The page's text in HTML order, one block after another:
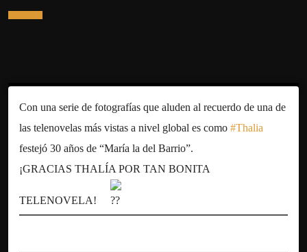
Con una serie de fotografías que aluden al recuerdo de una de
las telenovelas más vistas a nivel global es como #Thalia
festejó 30 años de “María la del Barrio”.
¡GRACIAS THALÍA POR TAN BONITA
TELENOVELA!